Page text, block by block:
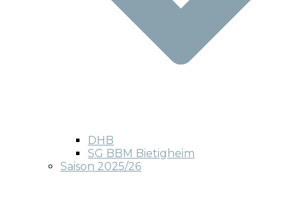
DHB
SG BBM Bietigheim
Saison 2025/26